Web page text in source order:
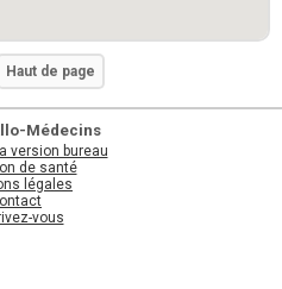
Haut de page
Médecins
version bureau
de santé
légales
vous